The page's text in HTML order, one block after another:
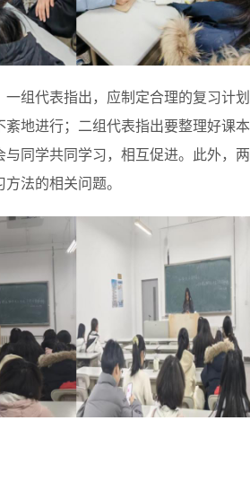
一组代表指出，应制定合理的复习计划
紊地进行； 二组代表指出要整理好课本
与同学共同 学习， 相互促进。此外，两
法的相关问题。